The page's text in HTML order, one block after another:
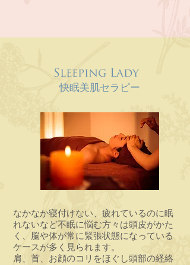
なかなか寝付けない、疲れているのに眠
れないなど不眠に悩む方々は頭皮がかた
く、脳や体が常に緊張状態になっている
ケースが多く見られます。
肩、首、お顔のコリをほぐし頭部の経絡
Sleeping Lady
快眠美肌セラピー